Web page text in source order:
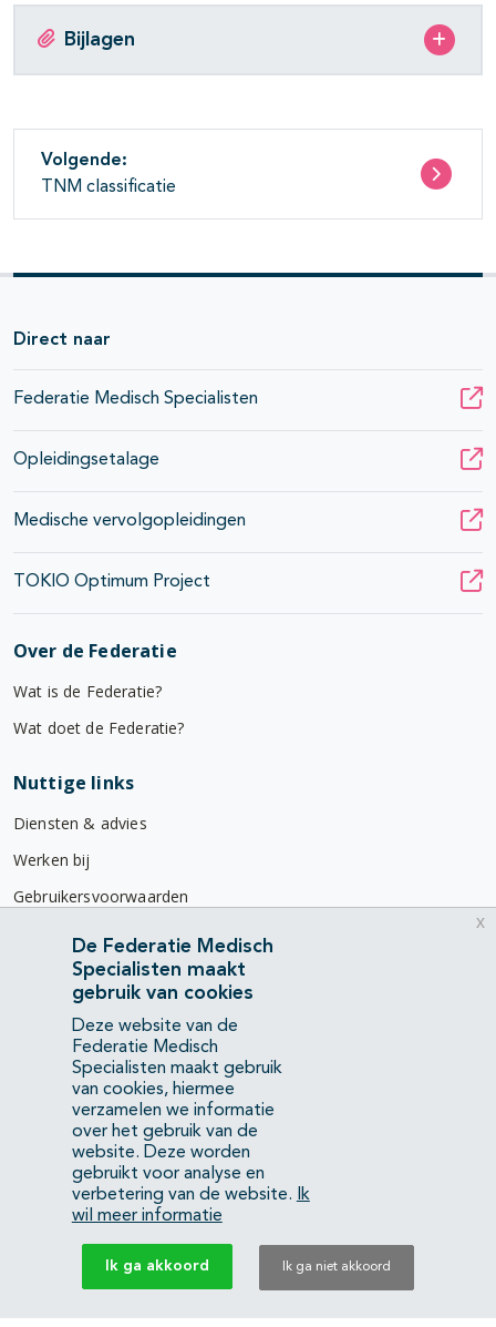
Bijlagen
Volgende:
TNM classificatie
Direct naar
Federatie Medisch Specialisten
Opleidingsetalage
Medische vervolgopleidingen
TOKIO Optimum Project
Over de Federatie
Wat is de Federatie?
Wat doet de Federatie?
Nuttige links
Diensten & advies
Werken bij
Gebruikersvoorwaarden
Privacyverklaring
Contact
Mercatorlaan 1200
3528 BL Utrecht
(088) 505 34 34
info@richtlijnendatabase.nl
YouTubeLinkedIn
KvK Federatie Medisch Specialisten:40483480
Privacyverklaring
De Federatie Medisch
Specialisten maakt
gebruik van cookies
Deze website van de
Federatie Medisch
Specialisten maakt gebruik
van cookies, hiermee
verzamelen we informatie
over het gebruik van de
website. Deze worden
gebruikt voor analyse en
verbetering van de website.
Ik
wil meer informatie
Ik ga akkoord Ik ga niet akkoord
x